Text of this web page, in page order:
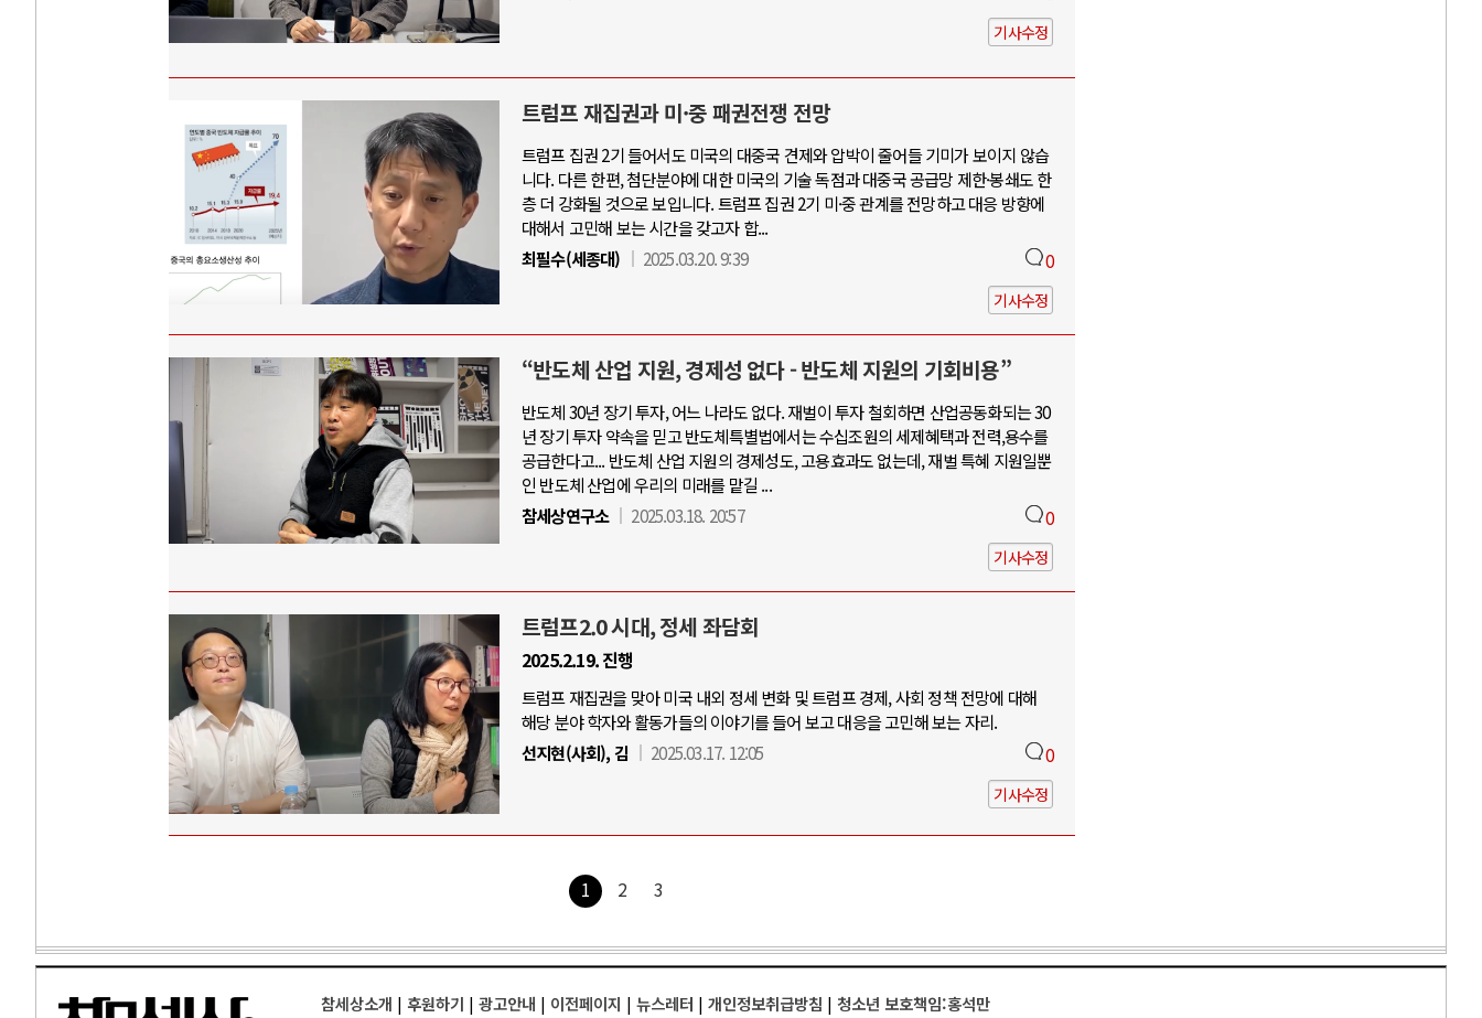
기사수정
트럼프 재집권과 미·중 패권전쟁 전망
트럼프 집권 2기 들어서도 미국의 대중국 견제와 압박이 줄어들 기미가 보이지 않습
니다. 다른 한편, 첨단분야에 대한 미국의 기술 독점과 대중국 공급망 제한·봉쇄도 한
층 더 강화될 것으로 보입니다. 트럼프 집권 2기 미·중 관계를 전망하고 대응 방향에
대해서 고민해 보는 시간을 갖고자 합...
최필수(세종대)
2025.03.20. 9:39 0
기사수정
“반도체 산업 지원, 경제성 없다 - 반도체 지원의 기회비용”
반도체 30년 장기 투자, 어느 나라도 없다. 재벌이 투자 철회하면 산업공동화되는 30
년 장기 투자 약속을 믿고 반도체특별법에서는 수십조원의 세제혜택과 전력,용수를
공급한다고... 반도체 산업 지원의 경제성도, 고용효과도 없는데, 재벌 특혜 지원일뿐
인 반도체 산업에 우리의 미래를 맡길 ...
참세상연구소
2025.03.18. 20:57 0
기사수정
트럼프2.0 시대, 정세 좌담회
2025.2.19. 진행
트럼프 재집권을 맞아 미국 내외 정세 변화 및 트럼프 경제, 사회 정책 전망에 대해
해당 분야 학자와 활동가들의 이야기를 들어 보고 대응을 고민해 보는 자리.
선지현(사회), 김
2025.03.17. 12:05 0
기사수정
1 2 3
참세상소개 | 후원하기 | 광고안내 | 이전페이지 | 뉴스레터 | 개인정보취급방침 | 청소년 보호책임:홍석만